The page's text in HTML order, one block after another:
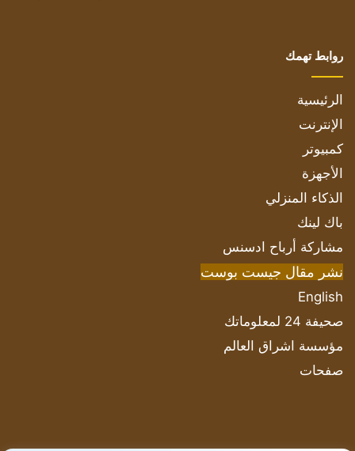
روابط تهمك
الرئيسية
الإنترنت
كمبيوتر
الأجهزة
الذكاء المنزلي
باك لينك
مشاركة أرباح ادسنس
نشر مقال جيست بوست
English
صحيفة 24 لمعلوماتك
مؤسسة اشراق العالم
صفحات